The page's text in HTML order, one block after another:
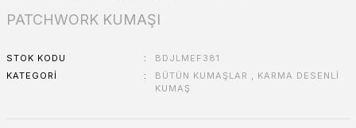
PATCHWORK KUMAŞI
STOK KODU
BDJLMEF381
KATEGORI
BÜTÜN KUMAŞLAR , KARMA DESENLİ
KUMAŞ